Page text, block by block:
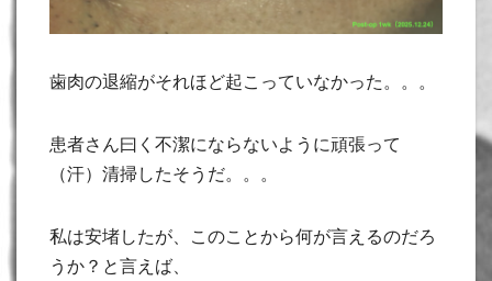
歯肉の退縮がそれほど起こっていなかった。。。
患者さん曰く不潔にならないように頑張って
（汗）清掃したそうだ。。。
私は安堵したが、このことから何が言えるのだろ
うか？と言えば、